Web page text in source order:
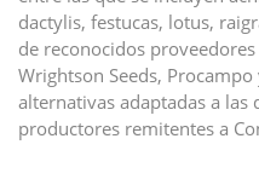
dactylis, festucas, lotus,
de reconocidos
Wrightson Seeds,
alternativas adaptadas a las
productores remitentes a